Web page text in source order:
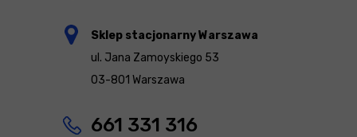
Sklep stacjonarny Warszawa
ul. Jana Zamoyskiego 53
03-801 Warszawa
661 331 316